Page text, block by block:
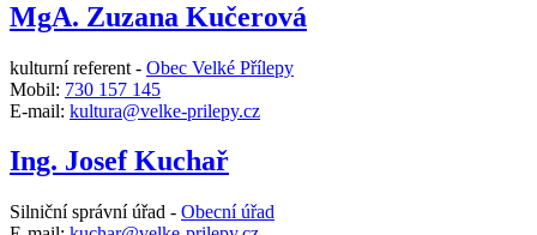
MgA. Zuzana Kučerová
kulturní referent - Obec Velké Přílepy
Mobil: 730 157 145
E-mail: kultura@velke-prilepy.cz
Ing. Josef Kuchař
Silniční správní úřad - Obecní úřad